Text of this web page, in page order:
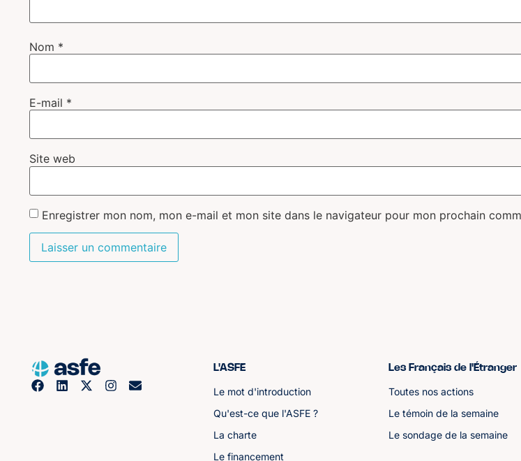
Nom *
E-mail *
Site web
Enregistrer mon nom, mon e-mail et mon site dans le navigateur pour mon prochain
L'ASFE
Le mot d'introduction
Qu'est-ce que l'ASFE ?
La charte
Le financement
Les Français de l'Étranger
Toutes nos actions
Le témoin de la semaine
Le sondage de la semaine